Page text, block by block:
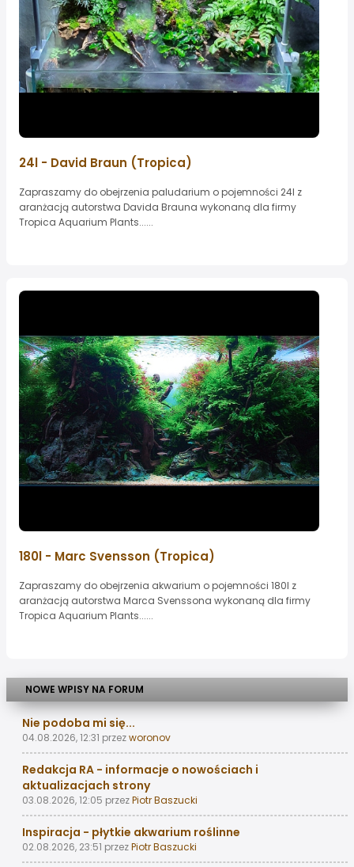
24l - David Braun (Tropica)
Zapraszamy do obejrzenia paludarium o pojemności 24l z
aranżacją autorstwa Davida Brauna wykonaną dla firmy
Tropica Aquarium Plants......
180l - Marc Svensson (Tropica)
Zapraszamy do obejrzenia akwarium o pojemności 180l z
aranżacją autorstwa Marca Svenssona wykonaną dla firmy
Tropica Aquarium Plants......
NOWE WPISY NA FORUM
Nie podoba mi się...
04.08.2026, 12:31 przezworonov
Redakcja RA - informacje o nowościach i
aktualizacjach strony
03.08.2026, 12:05 przezPiotr Baszucki
Inspiracja - płytkie akwarium roślinne
02.08.2026, 23:51 przezPiotr Baszucki